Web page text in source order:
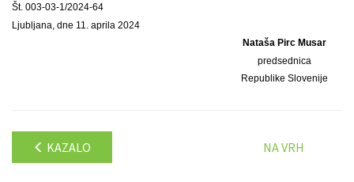
Št. 003-03-1/2024-64
Ljubljana, dne 11. aprila 2024
Nataša Pirc Musar
predsednica
Republike Slovenije
KAZALO NA VRH